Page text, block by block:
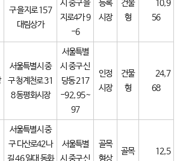
구 을지로 157
대림상가
시 중구 을
지로4가 9
-6
등록
시장
건물
형
10,9
56
서울특별시 중
구 청계천로 31
8 동평화시장
서울특별
시 중구 신
당동 217
-92, 95~
97
인정
시장
건물
형
24,7
68
서울특별시 중
구 다산로42나
길 46 일대 동화
서울특별
시 중구 신
골목
형상
골목
12,5